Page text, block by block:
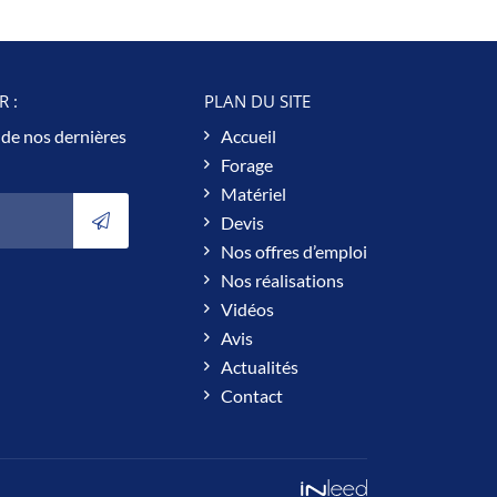
:
nos dernières
PLAN DU SITE
Accueil
Forage
Matériel
Devis
Nos offres d’emploi
Nos réalisations
Vidéos
Avis
Actualités
Contact